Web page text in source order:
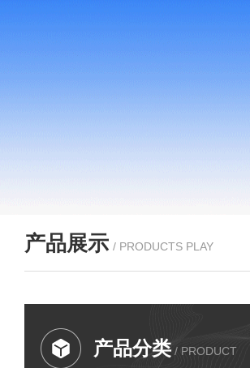
产品展示 / PRODUCTS PLAY
产品分类 / PRODUCT